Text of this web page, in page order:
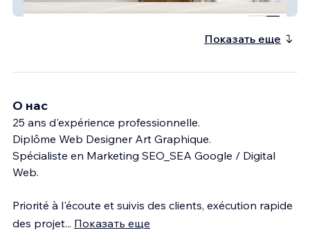
MÉDECINE ESTHÉTIQUE
Показать еще
О нас
25 ans d'expérience professionnelle.
Diplôme Web Designer Art Graphique.
Spécialiste en Marketing SEO_SEA Google / Digital
Web.
Priorité à l'écoute et suivis des clients, exécution rapide
des projet... Показать еще